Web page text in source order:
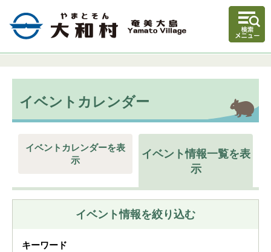
イベントカレンダー
イベントカレンダーを表
示
イベント情報一覧を表
示
イベント情報を絞り込む
キーワード